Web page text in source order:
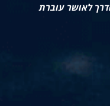
לאושר עוברת